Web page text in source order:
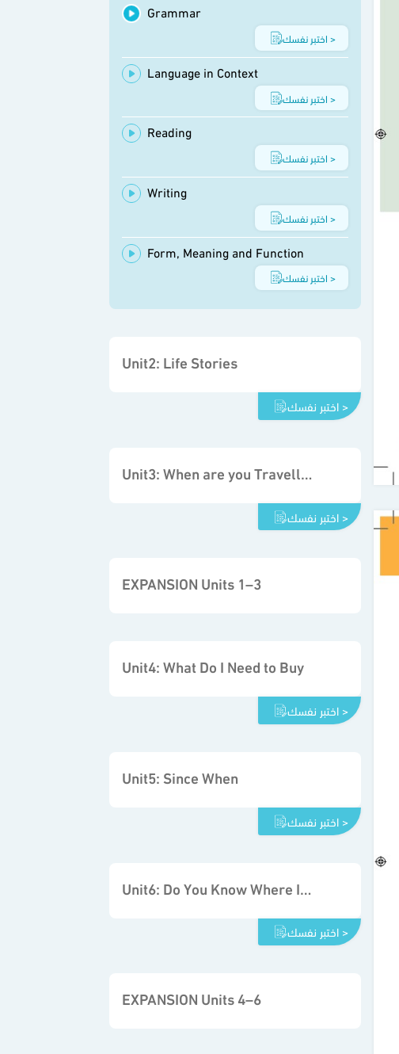
Grammar
اختبر نفسك >
Language in Context
اختبر نفسك >
Reading
اختبر نفسك >
Writing
اختبر نفسك >
Form, Meaning and Function
اختبر نفسك >
Unit2: Life Stories
اختبر نفسك >
Unit3: When are you Travelling
اختبر نفسك >
EXPANSION Units 1–3
Unit4: What Do I Need to Buy
اختبر نفسك >
Unit5: Since When
اختبر نفسك >
Unit6: Do You Know Where It Is
اختبر نفسك >
EXPANSION Units 4–6